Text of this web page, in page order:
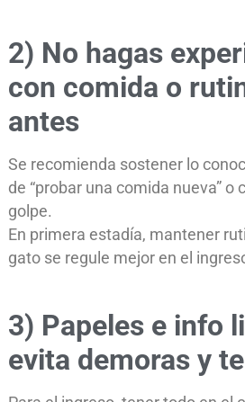
2) No hagas
con comida o
antes
Se recomienda sostener lo
de “probar una comida nueva” o
golpe.
En primera estadía, mantener
gato se regule mejor en el
3) Papeles e info
evita demoras y